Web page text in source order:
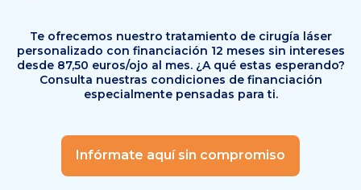
Te ofrecemos nuestro tratamiento de cirugía láser
personalizado con financiación 12 meses sin intereses
desde 87,50 euros/ojo al mes. ¿A qué estas esperando?
Consulta nuestras condiciones de financiación
especialmente pensadas para ti.
Infórmate aquí sin compromiso